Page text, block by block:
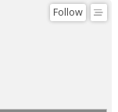
Follow